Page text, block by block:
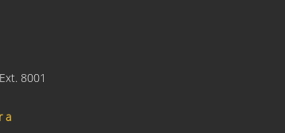
8001